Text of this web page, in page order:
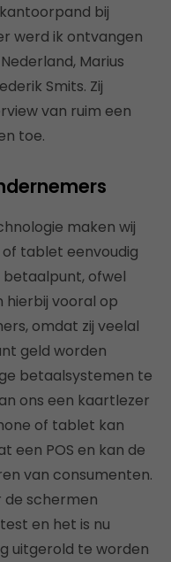
bij
werd ik ontvangen
Marius
Smits. Zij
van ruim een
toe.
maken wij
tablet eenvoudig
ofwel
hierbij vooral op
omdat zij veelal
geld worden
betaalsystemen te
ons een kaartlezer
of tablet kan
een POS en kan de
van consumenten.
schermen
en het is nu
uitgerold te worden